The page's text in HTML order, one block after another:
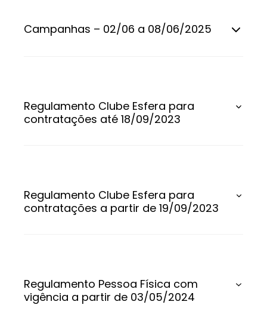
Campanhas – 02/06 a 08/06/2025
Regulamento Clube Esfera para
contratações até 18/09/2023
Regulamento Clube Esfera para
contratações a partir de 19/09/2023
Regulamento Pessoa Física com
vigência a partir de 03/05/2024